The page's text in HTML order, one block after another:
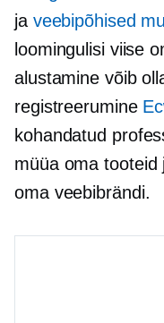
ja veebipõhised
loomingulisi viise
alustamine võib
registreerumine
kohandatud
müüa oma tooteid
oma veebibrändi.